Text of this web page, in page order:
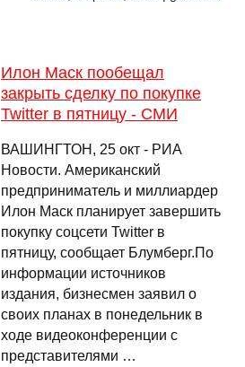
Илон Маск пообещал
закрыть сделку по покупке
Twitter в пятницу - СМИ
ВАШИНГТОН, 25 окт - РИА
Новости. Американский
предприниматель и миллиардер
Илон Маск планирует завершить
покупку соцсети Twitter в
пятницу, сообщает Блумберг.По
информации источников
издания, бизнесмен заявил о
своих планах в понедельник в
ходе видеоконференции с
представителями …